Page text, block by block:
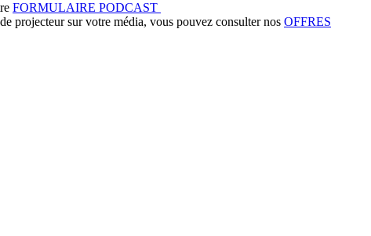
FORMULAIRE PODCAST
projecteur sur votre média, vous pouvez consulter nos OFFRES